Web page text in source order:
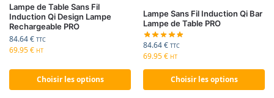
Lampe de Table Sans Fil
Induction Qi Design Lampe
Rechargeable PRO
84.64€ TTC
69.95€ HT
Choisir les options
Lampe Sans Fil Induction Qi Bar
Lampe de Table PRO
84.64€ TTC
69.95€ HT
Choisir les options